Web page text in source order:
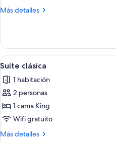
habitación,
a
la
ciudad
Más detalles
Más
estándar,
habitación,
vista
ciudad
Abrir
todas
las
fotos
de
Suite
clásica
7
Suite clásica
1 habitación
2 personas
1 cama King
Wifi gratuito
Más detalles
Más